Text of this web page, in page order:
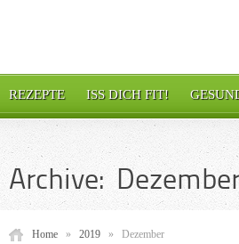
REZEPTE ISS DICH FIT!
Archive:
Home » 2019 » Dezember